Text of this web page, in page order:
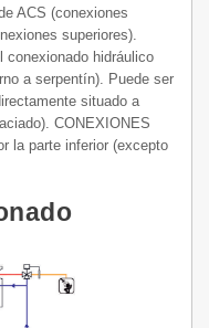
ACS (conexiones
superiores).
conexionado hidráulico
a serpentín). Puede ser
situado a
CONEXIONES
la parte inferior (excepto